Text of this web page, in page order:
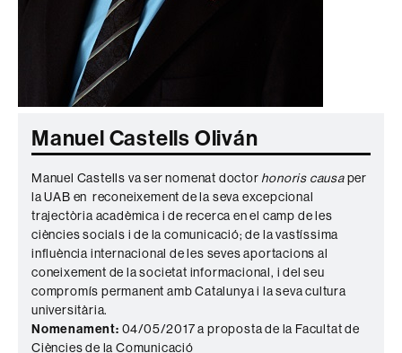
Manuel Castells Oliván
Manuel Castells va ser nomenat doctor honoris causaper
la UAB en reconeixement de la seva excepcional
trajectòria acadèmica i de recerca en el camp de les
ciències socials i de la comunicació; de la vastíssima
influència internacional de les seves aportacions al
coneixement de la societat informacional, i del seu
compromís permanent amb Catalunya i la seva cultura
universitària.
Nomenament: 04/05/2017 a proposta de la Facultat de
Ciències de la Comunicació